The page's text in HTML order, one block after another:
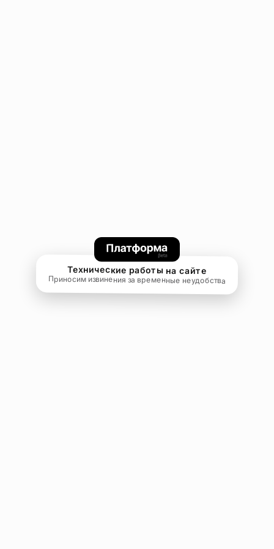
Технические работы на сайте
Приносим извинения за временные неудобства